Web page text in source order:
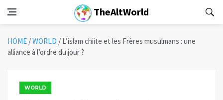
TheAltWorld
HOME /WORLD / L’islam chiite et les Frères musulmans : une
alliance à l’ordre du jour ?
WORLD